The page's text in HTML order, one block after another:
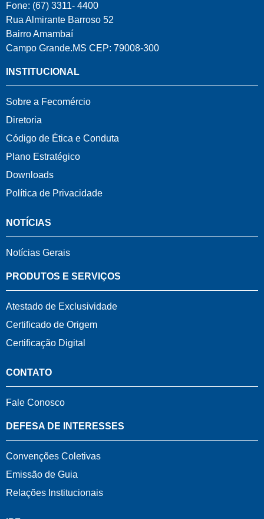
Fone: (67) 3311- 4400
Rua Almirante Barroso 52
Bairro Amambaí
Campo Grande.MS CEP: 79008-300
INSTITUCIONAL
Sobre a Fecomércio
Diretoria
Código de Ética e Conduta
Plano Estratégico
Downloads
Política de Privacidade
NOTÍCIAS
Notícias Gerais
PRODUTOS E SERVIÇOS
Atestado de Exclusividade
Certificado de Origem
Certificação Digital
CONTATO
Fale Conosco
DEFESA DE INTERESSES
Convenções Coletivas
Emissão de Guia
Relações Institucionais